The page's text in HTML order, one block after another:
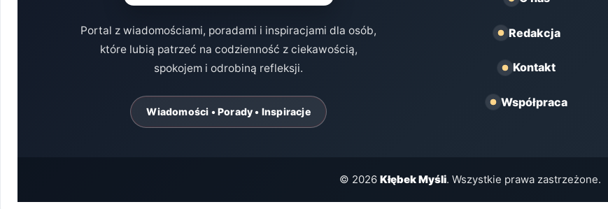
Portal z wiadomościami, poradami i inspiracjami dla osób,
które lubią patrzeć na codzienność z ciekawością,
spokojem i odrobiną refleksji.
Wiadomości • Porady • Inspiracje
Redakcja
Kontakt
Współpraca
© 2026 Kłębek Myśli. Wszystkie prawa zastrzeżone.